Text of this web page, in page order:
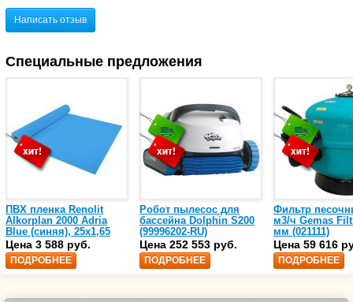
Написать отзыв
Специальные предложения
ПВХ пленка Renolit
Alkorplan 2000 Adria
Blue (синяя), 25х1,65
(35216203)
Цена 3 588 руб.
ПОДРОБНЕЕ
Робот пылесос для
бассейна Dolphin S200
(99996202-RU)
Цена 252 553 руб.
ПОДРОБНЕЕ
Фильтр
м3/ч Gemas
мм (021111)
Цена 59 616
ПОДРОБНЕЕ